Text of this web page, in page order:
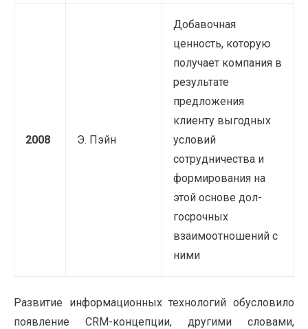
2008 Э. Пэйн
Добавочная
ценность, которую
получает компания в
результате
предложения
клиенту выгодных
условий
сотрудничества и
формирования на
этой основе дол­
госрочных
взаимоотношений с
ними
Развитие информационных технологий обусловило
появление CRM-концепции, другими словами,